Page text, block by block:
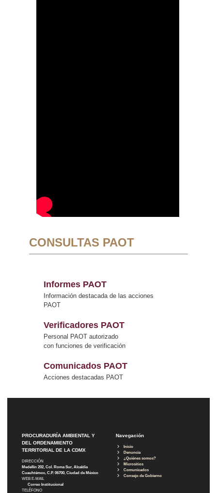
CONSULTAS PAOT
Informes PAOT
Información destacada de las acciones
PAOT
Verificadores PAOT
Personal PAOT autorizado
con funciones de verificación
Comunicados PAOT
Acciones destacadas PAOT
PROCURADURÍA AMBIENTAL Y
DEL ORDENAMIENTO
TERRITORIAL DE LA CDMX
DIRECCIÓN
Medellín 202, Col. Roma Sur, Alcaldía
Cuauhtémoc, C.P. 06700, Ciudad de México
WEB E-MAIL
Correo Institucional
TELÉFONO
Navegación
Inicio
Denuncia
¿Quiénes somos?
Micrositios
Comunicados
Consejo de Gobierno